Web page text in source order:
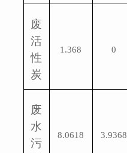
废
活
性
炭
1.368 0
废
水
污
8.0618 3.9368